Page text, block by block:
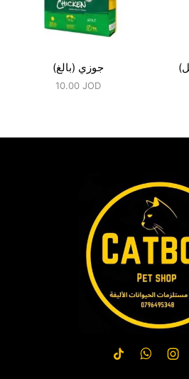
جوزي (بالغ)
10.00 JOD